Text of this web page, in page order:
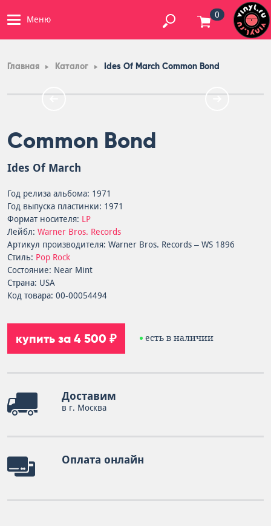
Меню 0
Главная Каталог Ides Of March Common Bond
Common Bond
Ides Of March
Год релиза альбома: 1971
Год выпуска пластинки: 1971
Формат носителя: LP
Лейбл: Warner Bros. Records
Артикул производителя: Warner Bros. Records – WS 1896
Стиль: Pop Rock
Состояние: Near Mint
Страна: USA
Код товара: 00-00054494
купить за 4 500 ₽ есть в наличии
Доставим
в г. Москва
Оплата онлайн